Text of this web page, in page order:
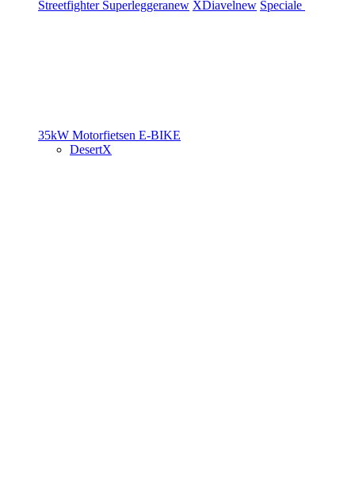
Streetfighter Superleggeranew XDiavelnew Speciale
35kW Motorfietsen E-BIKE
DesertX